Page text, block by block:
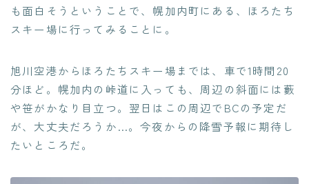
も面白そうということで、幌加内町にある、ほろたち
スキー場に行ってみることに。
旭川空港からほろたちスキー場までは、車で1時間20
分ほど。幌加内の峠道に入っても、周辺の斜面には藪
や笹がかなり目立つ。翌日はこの周辺でBCの予定だ
が、大丈夫だろうか…。今夜からの降雪予報に期待し
たいところだ。